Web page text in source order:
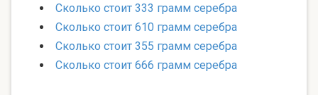
Сколько стоит 333 грамм серебра
Сколько стоит 610 грамм серебра
Сколько стоит 355 грамм серебра
Сколько стоит 666 грамм серебра